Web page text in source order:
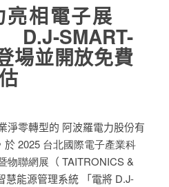
亮相電子展
D.J-SMART-
場並開放免費
淨零轉型的 阿波羅電力股份有
於 2025 台北國際電子產業科
物聯網展 （ TAITRONICS &
慧能源管理系統 「電將 D.J-